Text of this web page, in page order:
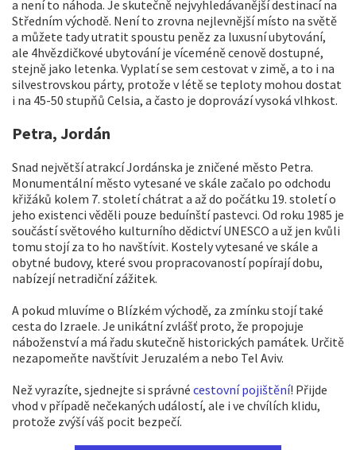
a není to náhoda. Je skutečně nejvyhledávanější destinací na
Středním východě. Není to zrovna nejlevnější místo na světě
a můžete tady utratit spoustu peněz za luxusní ubytování,
ale 4hvězdičkové ubytování je víceméně cenově dostupné,
stejně jako letenka. Vyplatí se sem cestovat v zimě, a to i na
silvestrovskou párty, protože v létě se teploty mohou dostat
i na 45-50 stupňů Celsia, a často je doprovází vysoká vlhkost.
Petra, Jordán
Snad největší atrakcí Jordánska je zničené město Petra.
Monumentální město vytesané ve skále začalo po odchodu
křižáků kolem 7. století chátrat a až do počátku 19. století o
jeho existenci věděli pouze beduínští pastevci. Od roku 1985 je
součástí světového kulturního dědictví UNESCO a už jen kvůli
tomu stojí za to ho navštívit. Kostely vytesané ve skále a
obytné budovy, které svou propracovaností popírají dobu,
nabízejí netradiční zážitek.
A pokud mluvíme o Blízkém východě, za zmínku stojí také
cesta do Izraele. Je unikátní zvlášť proto, že propojuje
náboženství a má řadu skutečně historických památek. Určitě
nezapomeňte navštívit Jeruzalém a nebo Tel Aviv.
Než vyrazíte, sjednejte si správné cestovní pojištění! Přijde
vhod v případě nečekaných událostí, ale i ve chvílích klidu,
protože zvýší váš pocit bezpečí.